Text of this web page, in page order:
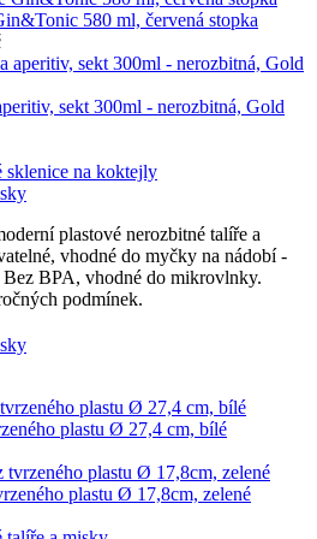
580 ml, červená stopka
sekt 300ml - nerozbitná, Gold
plastové nerozbitné talíře a
vhodné do myčky na nádobí -
BPA, vhodné do mikrovlnky.
podmínek.
plastu Ø 27,4 cm, bílé
plastu Ø 17,8cm, zelené